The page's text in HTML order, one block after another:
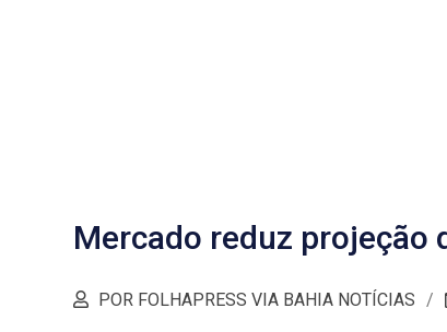
Mercado reduz projeção
POR FOLHAPRESS VIA BAHIA NOTÍCIAS